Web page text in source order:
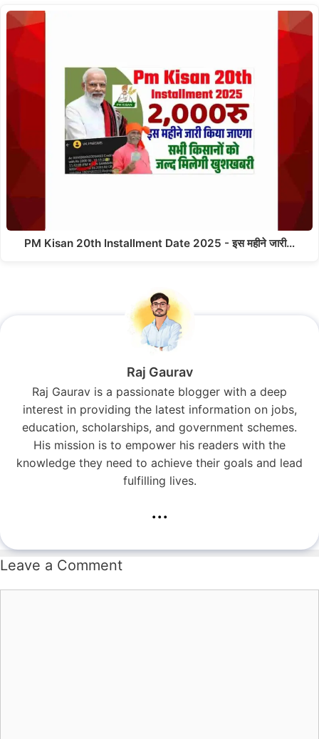
PM Kisan 20th Installment Date 2025 - इस महीने जारी…
Raj Gaurav
Raj Gaurav is a passionate blogger with a deep
interest in providing the latest information on jobs,
education, scholarships, and government schemes.
His mission is to empower his readers with the
knowledge they need to achieve their goals and lead
fulfilling lives.
...
Leave a Comment